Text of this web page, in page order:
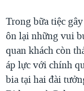
Trong bữa tiệc
ôn lại những vui
quan khách còn
áp lực với chính
bia tại hai đài